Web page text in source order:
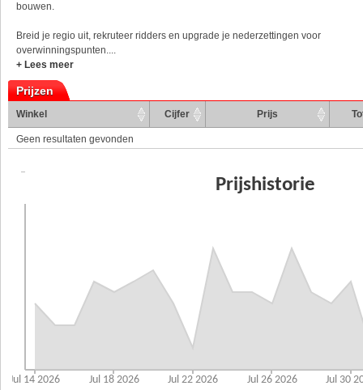
bouwen.
Breid je regio uit, rekruteer ridders en upgrade je nederzettingen voor
overwinningspunten....
+ Lees meer
Prijzen
Winkel Cijfer Prijs
Geen resultaten gevonden